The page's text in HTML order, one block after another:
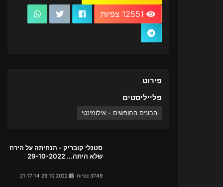
פירוט
פלייליסטים
הבונים החופשים - אילומינטי
סטנלי קובריק - הנחיתה על הירח
שלא היתה... 29-10-2022
3749 צפיות